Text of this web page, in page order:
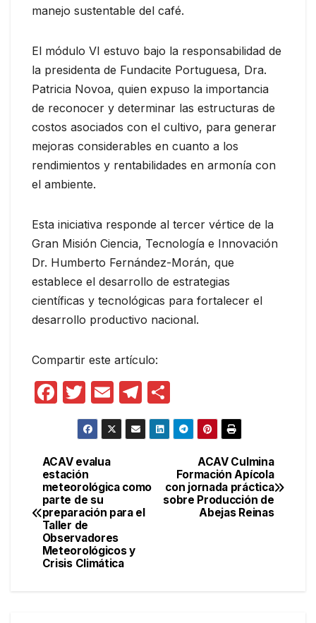
manejo sustentable del café.
El módulo VI estuvo bajo la responsabilidad de
la presidenta de Fundacite Portuguesa, Dra.
Patricia Novoa, quien expuso la importancia
de reconocer y determinar las estructuras de
costos asociados con el cultivo, para generar
mejoras considerables en cuanto a los
rendimientos y rentabilidades en armonía con
el ambiente.
Esta iniciativa responde al tercer vértice de la
Gran Misión Ciencia, Tecnología e Innovación
Dr. Humberto Fernández-Morán, que
establece el desarrollo de estrategias
científicas y tecnológicas para fortalecer el
desarrollo productivo nacional.
Compartir este artículo:
F
e
b
o
o
k
T
w
itt
er
E
m
ail
T
el
e
a
m
o
m
ar
tir
Navegación
de
entradas
ACAV Culmina
Formación Apícola
con jornada práctica
sobre Producción de
Abejas Reinas
ACAV evalua
estación
meteorológica como
parte de su
preparación para el
Taller de
Observadores
Meteorológicos y
Crisis Climática